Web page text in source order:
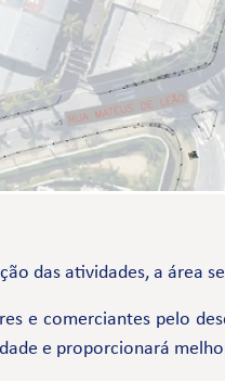
das atividades, a área
e comerciantes pelo
e proporcionará